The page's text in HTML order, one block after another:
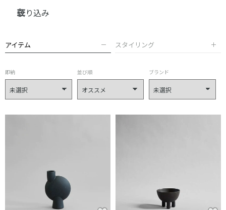
絞り込み
アイテム スタイリング
即納 並び順 ブランド